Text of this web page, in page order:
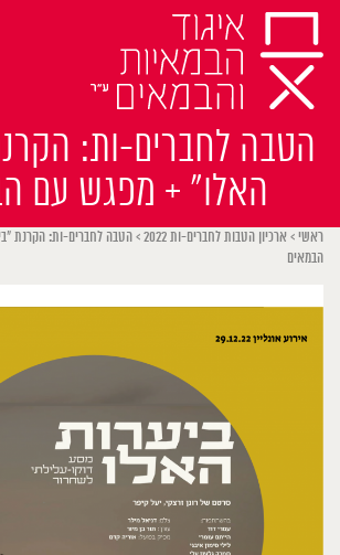
Skip
content
הטבה לחברים-ות:
האלו״ + מפגש עם
ראשי > ארכיון הטבות לחברים-ות 2022 >הטבה לחברים-ות: הקרנת
הבמאים